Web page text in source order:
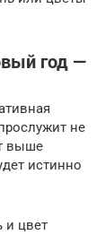
год —
не
выше
истинно
и цвет